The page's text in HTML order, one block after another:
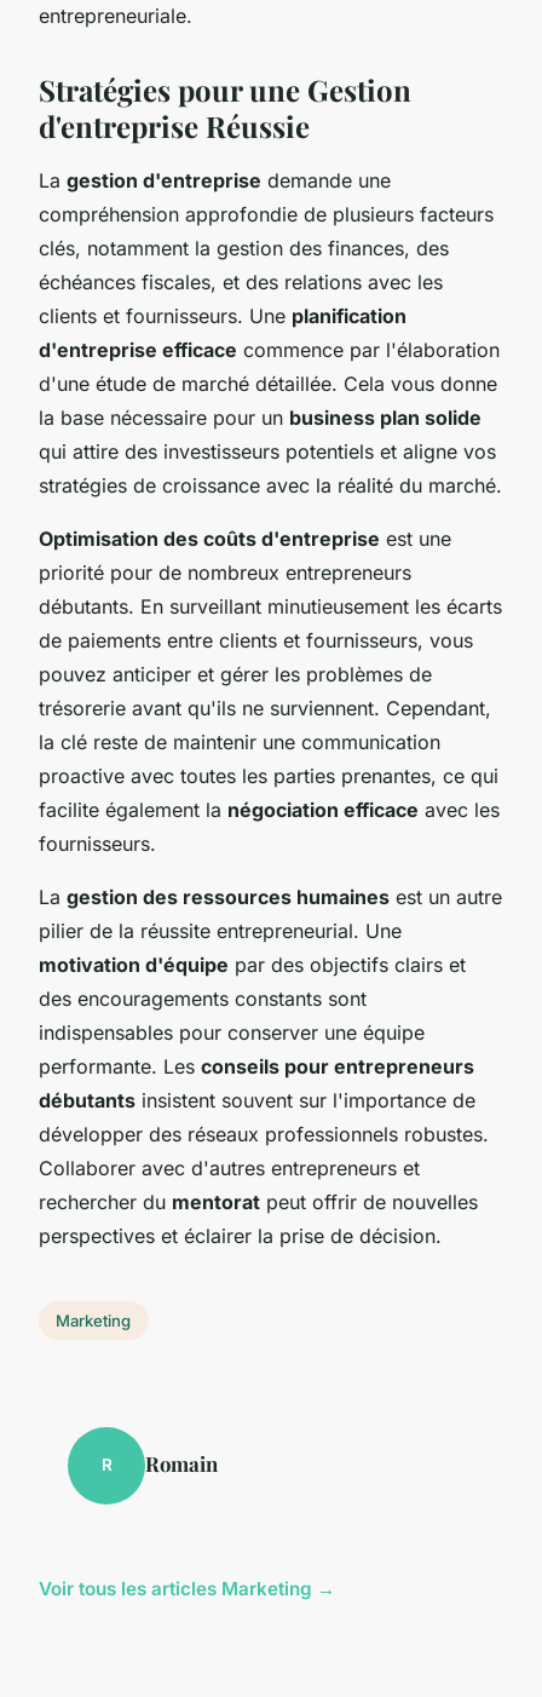
entrepreneuriale.
Stratégies pour une Gestion
d'entreprise Réussie
La gestion d'entreprise demande une
compréhension approfondie de plusieurs facteurs
clés, notamment la gestion des finances, des
échéances fiscales, et des relations avec les
clients et fournisseurs. Une planification
d'entreprise efficace commence par l'élaboration
d'une étude de marché détaillée. Cela vous donne
la base nécessaire pour un business plan solide
qui attire des investisseurs potentiels et aligne vos
stratégies de croissance avec la réalité du marché.
Optimisation des coûts d'entreprise est une
priorité pour de nombreux entrepreneurs
débutants. En surveillant minutieusement les écarts
de paiements entre clients et fournisseurs, vous
pouvez anticiper et gérer les problèmes de
trésorerie avant qu'ils ne surviennent. Cependant,
la clé reste de maintenir une communication
proactive avec toutes les parties prenantes, ce qui
facilite également la négociation efficace avec les
fournisseurs.
La gestion des ressources humaines est un autre
pilier de la réussite entrepreneurial. Une
motivation d'équipe par des objectifs clairs et
des encouragements constants sont
indispensables pour conserver une équipe
performante. Les conseils pour entrepreneurs
débutants insistent souvent sur l'importance de
développer des réseaux professionnels robustes.
Collaborer avec d'autres entrepreneurs et
rechercher du mentorat peut offrir de nouvelles
perspectives et éclairer la prise de décision.
Marketing
R Romain
Voir tous les articles Marketing →